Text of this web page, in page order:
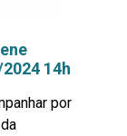
14h
por